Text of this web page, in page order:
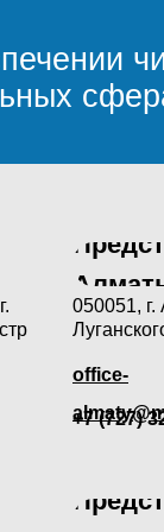
office-
+7 (727)
050051,